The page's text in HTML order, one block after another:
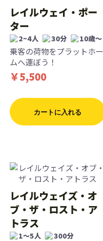
レイルウェイ・ポー
ター
2~4人 30分 10歳〜
乗客の荷物をプラットホー
ムへ運ぼう！
￥5,500
カートに入れる
レイルウェイズ・オ
ブ・ザ・ロスト・ア
トラス
1〜5人
300分